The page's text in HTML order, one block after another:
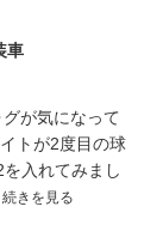
車
が気になって
トが2度目の球
入れてみまし
続きを見る